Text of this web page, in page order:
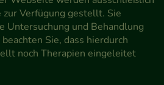
Verfügung gestellt. Sie
Untersuchung und Behandlung
Sie, dass hierdurch
noch Therapien eingeleitet